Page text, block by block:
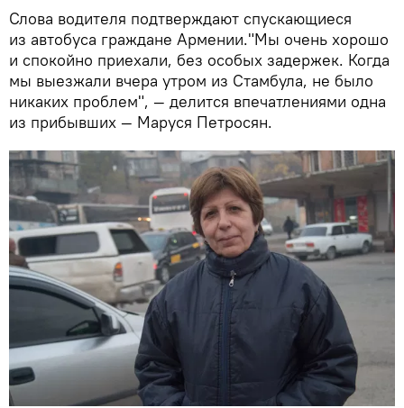
Слова водителя подтверждают спускающиеся
из автобуса граждане Армении."Мы очень хорошо
и спокойно приехали, без особых задержек. Когда
мы выезжали вчера утром из Стамбула, не было
никаких проблем", — делится впечатлениями одна
из прибывших — Маруся Петросян.